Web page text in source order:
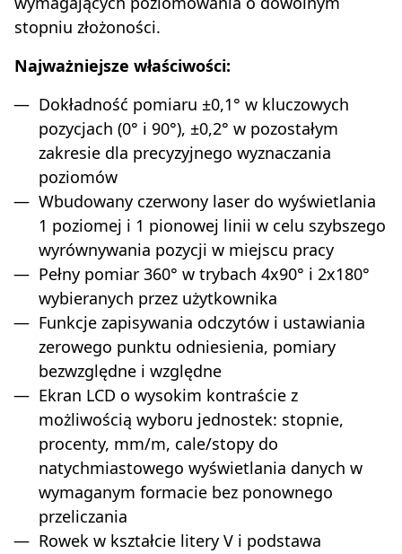
stopniu złożoności.
Najważniejsze właściwości:
Dokładność pomiaru ±0,1° w kluczowych
pozycjach (0° i 90°), ±0,2° w pozostałym
zakresie dla precyzyjnego wyznaczania
poziomów
Wbudowany czerwony laser do wyświetlania
1 poziomej i 1 pionowej linii w celu szybszego
wyrównywania pozycji w miejscu pracy
Pełny pomiar 360° w trybach 4x90° i 2x180°
wybieranych przez użytkownika
Funkcje zapisywania odczytów i ustawiania
zerowego punktu odniesienia, pomiary
bezwzględne i względne
Ekran LCD o wysokim kontraście z
możliwością wyboru jednostek: stopnie,
procenty, mm/m, cale/stopy do
natychmiastowego wyświetlania danych w
wymaganym formacie bez ponownego
przeliczania
Rowek w kształcie litery V i podstawa